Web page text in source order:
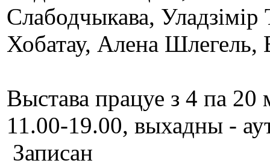
Слабодчыкава, Уладзiмiр
Хобатау, Алена
Выстава працуе з 4 па
11.00-19.00, выхадны -
Записан